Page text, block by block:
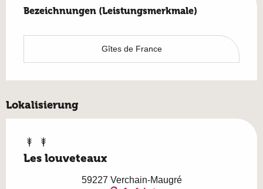
Bezeichnungen (Leistungsmerkmale)
Bezeichnungen (Leistungsmerkmale)
Gîtes de France
Lokalisierung
Les louveteaux
59227 Verchain-Maugré